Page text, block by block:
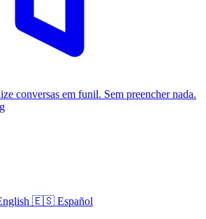
conversas em funil. Sem preencher nada.
🇪🇸 Español